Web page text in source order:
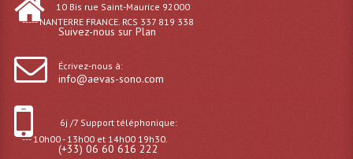
Adaptateurs Audio
Divers Bricolage
Membrannes De Haut Parleurs
10 Bis rue Saint-Maurice 92000
----- NANTERRE FRANCE. RCS 337 819 338
Suivez-nous sur Plan
Écrivez-nous à:
info@aevas-sono.com
6j /7 Support téléphonique:
--- 10h00 - 13h00 et 14h00 19h30.
(+33) 06 60 616 222